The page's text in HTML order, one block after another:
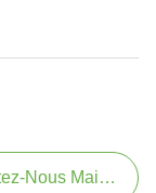
Nous Maintenant